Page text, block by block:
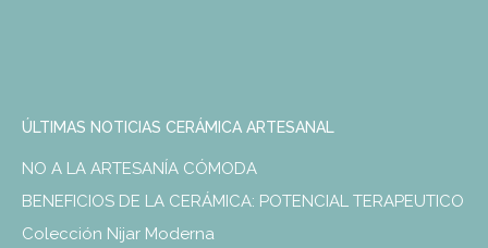
ÚLTIMAS NOTICIAS CERÁMICA ARTESANAL
NO A LA ARTESANÍA CÓMODA
BENEFICIOS DE LA CERÁMICA: POTENCIAL TERAPEUTICO
Colección Nijar Moderna